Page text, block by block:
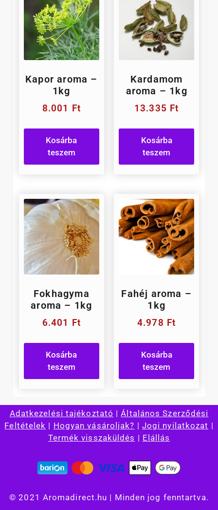
Kapor aroma –
1kg
8.001 Ft
Kosárba
teszem
Kardamom
aroma – 1kg
13.335 Ft
Kosárba
teszem
Fokhagyma
aroma – 1kg
6.401 Ft
Kosárba
teszem
Fahéj aroma –
1kg
4.978 Ft
Kosárba
teszem
Adatkezelési tajékoztató |Általános Szerződési
Feltételek | Hogyan vásároljak? | Jogi nyilatkozat |
Termék visszaküldés | Elállás
© 2021 Aromadirect.hu | Minden jog fenntartva.